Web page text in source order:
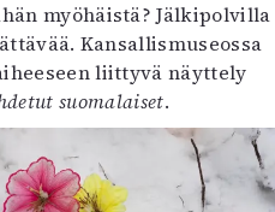
myöhäistä? Jälkipolvilla
Kansallismuseossa
liittyvä näyttely
suomalaiset.